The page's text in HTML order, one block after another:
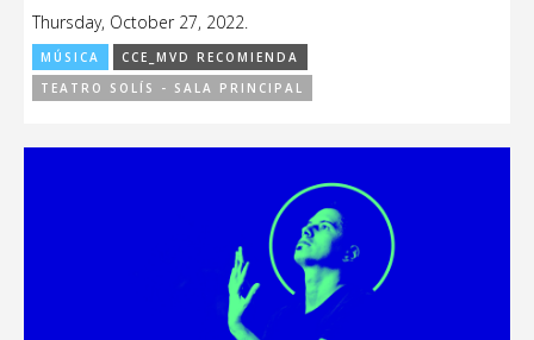
Thursday, October 27, 2022.
MÚSICA
CCE_MVD RECOMIENDA
TEATRO SOLÍS - SALA PRINCIPAL